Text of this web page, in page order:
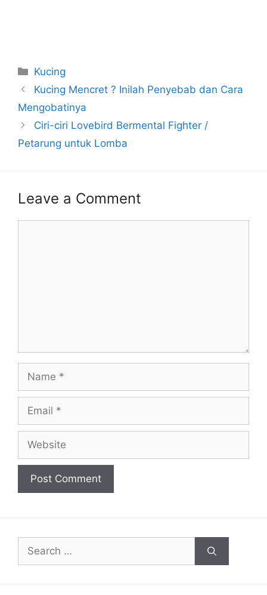
Categories
Kucing
Kucing Mencret ? Inilah Penyebab dan Cara
Mengobatinya
Ciri-ciri Lovebird Bermental Fighter /
Petarung untuk Lomba
Leave a Comment
Name
Email
Website
Search
for: